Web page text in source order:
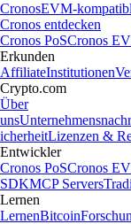
CronosEVM-
Cronos entdecken
Cronos PoSCronos
Erkunden
AffiliateInstitutionen
Crypto.com
Über
uns
icherheitLizenzen &
Entwickler
Cronos PoSCronos
SDKMCP Servers
Lernen
LernenBitcoin